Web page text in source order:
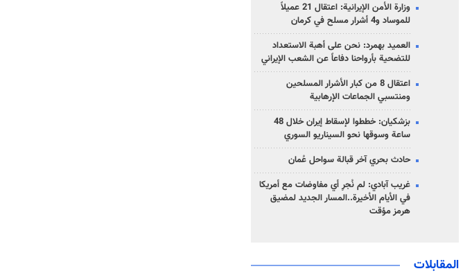
وزارة الأمن الإيرانية: اعتقال 21 عميلاً
للموساد و4 أشرار مسلح في كرمان
العميد بهمرد: نحن على أهبة الاستعداد
للتضحية بأرواحنا دفاعاً عن الشعب الإيراني
اعتقال 8 من كبار الأشرار المسلحين
ومنتسبي الجماعات الإرهابية
بزشكيان: خططوا لإسقاط إيران خلال 48
ساعة وسوقها نحو السيناريو السوري
حادث بحري آخر قبالة سواحل عُمان
غريب آبادي: لم نُجرِ أي مفاوضات مع أمريكا
في الأيام الأخيرة..المسار الجديد لمضيق
هرمز مؤقت
المقابلات